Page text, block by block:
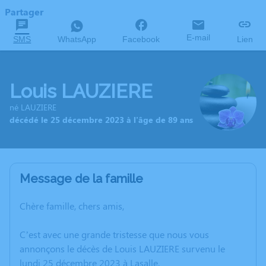
Partager
SMS WhatsApp Facebook E-mail Lien
Louis LAUZIERE
né LAUZIERE
décédé le 25 décembre 2023 à l'âge de 89 ans
Message de la famille
Chère famille, chers amis,
C’est avec une grande tristesse que nous vous
annonçons le décès de Louis LAUZIERE survenu le
lundi 25 décembre 2023 à Lasalle.